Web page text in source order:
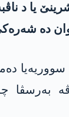
یا د
وان دە
سووریەیا
بەرسڤا